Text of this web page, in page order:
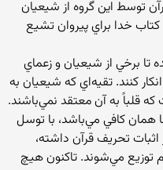
توسط‌ اين‌ گروه‌ از شيعيان‌
خدا براي‌ پيروان‌ تشيع‌
برخي‌ از شيعيان‌ و زعماي‌
كنند. تقيه‌اي‌ كه‌ شيعيان‌ به‌
قلباً به‌ آن‌ معتقد نمي‌باشند.
همان‌ كافي‌ مي‌باشد، با توسل‌
اثبات‌ تحريف‌ قرآن‌ داشته‌،
توزيع‌ مي‌شوند. تاكنون‌ هيچ‌